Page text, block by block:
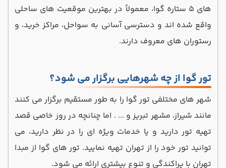
‌های 5 ستاره گوا، معمولاً در بهترین موقعیت ‌های ساحلی
واقع شده ‌اند و دسترسی آسانی به سواحل، مراکز خرید، و
رستوران ‌های معروف دارند.
تور گوا از چه شهرهایی برگزار می شود؟
شهر های مختلفی تور گوا را به طور مستقیم برگزار می کنند
مانند شیراز، مشهر تبریز و ... . اما چنانچه در روز خاصی قصد
تهیه تور دارید و یا خدمات ویژه ای را در نظر دارید، می
توانید تور خود را از تهران تهیه نمایید. تور های گوا از مبدا
تهران با پراکندگی و تنوع بیشتری ارائه می شود.